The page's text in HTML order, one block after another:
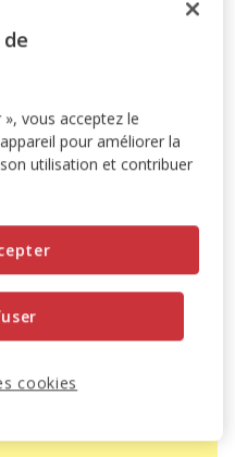
50%, Prix final
vous acceptez le
pour améliorer la
utilisation et contribuer
cookies